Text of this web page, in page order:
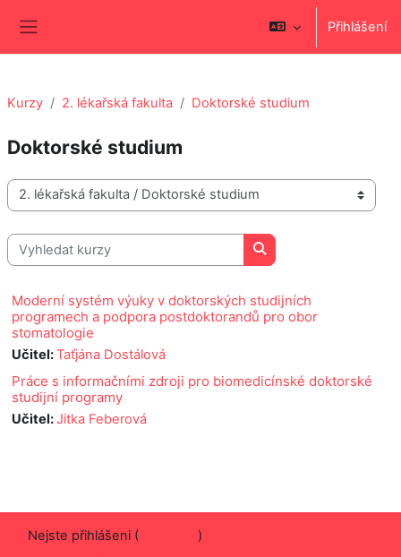
Přihlášení
Kurzy 2. lékařská fakulta Doktorské studium
Doktorské studium
Kategorie kurzů
Vyhledat kurzy
Vyhledat kurzy
Moderní systém výuky v doktorských studijních
programech a podpora postdoktorandů pro obor
stomatologie
Učitel:Taťjána Dostálová
Práce s informačními zdroji pro biomedicínské doktorské
studijní programy
Učitel:Jitka Feberová
Nejste přihlášeni (
)